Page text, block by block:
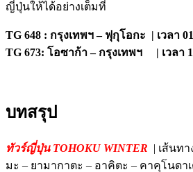
ญี่ปุ่นให้ได้อย่างเต็มที่
TG 648 : กรุงเทพฯ – ฟุกุโอกะ | เวลา
TG 673: โอซาก้า – กรุงเทพฯ | เวลา
บทสรุป
ทัวร์ญี่ปุ่น TOHOKU WINTER | เส้นท
มะ – ยามากาตะ – อาคิตะ – คาคุโนดา